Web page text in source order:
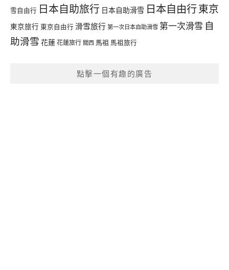
雪自由行 日本自助旅行 日本自助滑雪 日本自由行東京
東京旅行 東京自由行 滑雪旅行 第一次日本自助滑雪 第一次滑雪 自
助滑雪 花蓮花蓮旅行 關西 馬祖 馬祖旅行
點擊一個有趣的廣告